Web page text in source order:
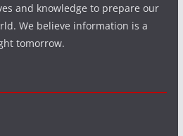
and knowledge to prepare our
We believe information is a
tomorrow.